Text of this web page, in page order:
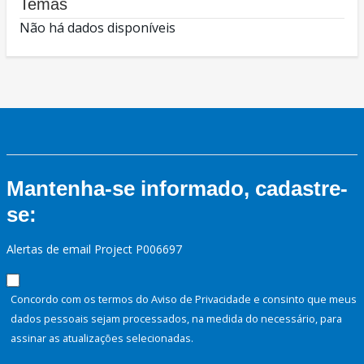
Temas
Não há dados disponíveis
Mantenha-se informado, cadastre-
se:
Alertas de email Project P006697
Concordo com os termos do Aviso de Privacidade e consinto que meus
dados pessoais sejam processados, na medida do necessário, para
assinar as atualizações selecionadas.